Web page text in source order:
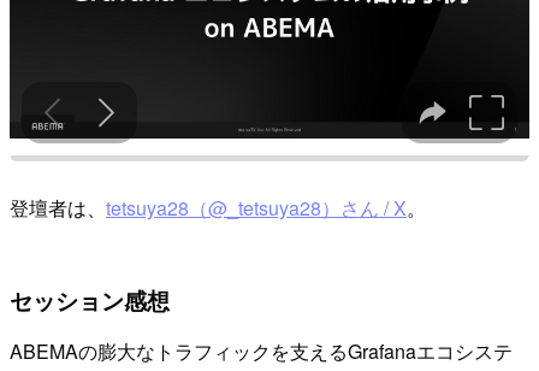
登壇者は、 tetsuya28（@_tetsuya28）さん / X。
セッション感想
ABEMAの膨大なトラフィックを支えるGrafanaエコシステ